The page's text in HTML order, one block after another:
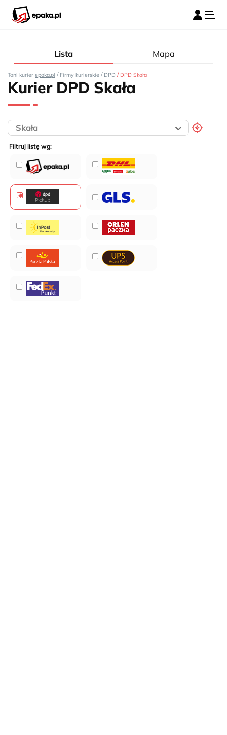
Lista Mapa
Tani kurier epaka.pl / Firmy kurierskie / DPD / DPD Skała
Kurier DPD Skała
Filtruj listę wg: